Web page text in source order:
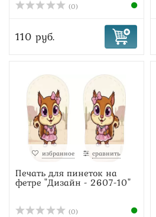
(0)
110 руб.
избранное сравнить
Печать для пинеток на
фетре "Дизайн - 2607-10"
(0)